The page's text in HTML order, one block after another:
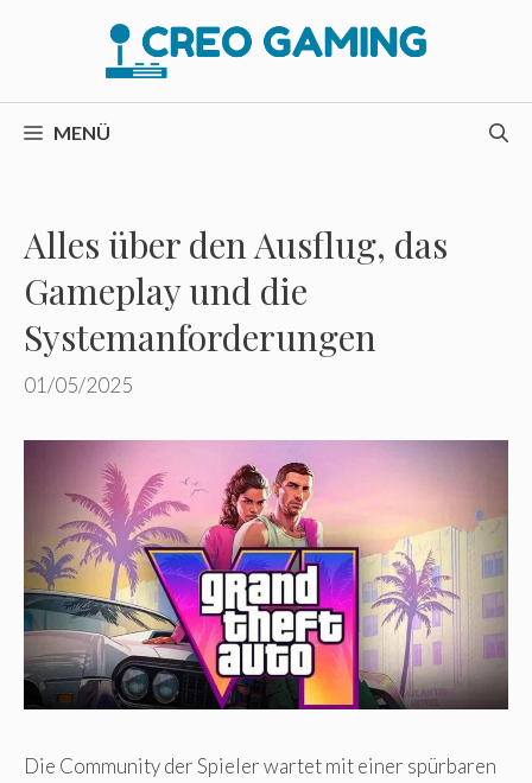
MENÜ
Alles über den Ausflug, das
Gameplay und die
Systemanforderungen
01/05/2025
Die Community der Spieler wartet mit einer spürbaren